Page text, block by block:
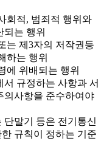
회적, 범죄적 행위와
되는 행위
는 제3자의 저작권등
하는 행위
에 위배되는 행위
규정하는 사항과 서
의사항을 준수하여야
말기 등은 전기통신
규칙이 정하는 기준